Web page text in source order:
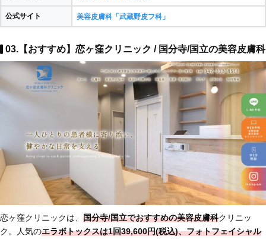
公式サイト 美容皮膚科「武蔵野皮フ科」
03.【おすすめ】恋ヶ窪クリニック / 国分寺/国立の美容皮膚科
恋ヶ窪クリニックは、 国分寺/国立でおすすめの美容皮膚科クリニッ
ク。人気のエラボトックスは1回39,600円(税込)、フォトフェイシャル